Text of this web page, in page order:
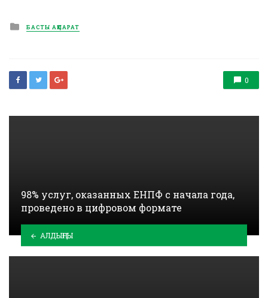
Posted
in
БАСТЫ АҚПАРАТ
0
98% услуг, оказанных ЕНПФ с начала года,
проведено в цифровом формате
АЛДЫҢҒЫ